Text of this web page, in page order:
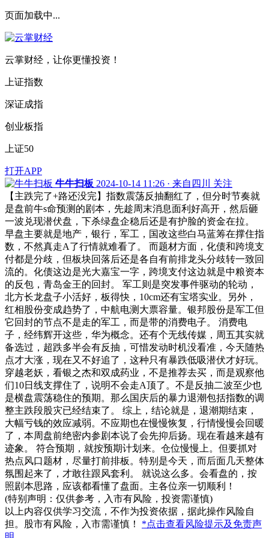
页面加载中...
云掌财经，让你更懂投资！
上证指数
深证成指
创业板指
上证50
打开APP
牛牛扫板 2024-10-14 11:26 · 来自四川
关注
【主跌完了+路还没完】指数震荡反抽翻红了，但分时节奏就
是盘前牛s命预测的剧本，先趁周末消息面利好高开，然后砸
一波兑现潜伏盘，下杀绿盘企稳后还是有护脸的资金在拉。
早盘主要就是地产，银行，军工，国改这些白马蓝筹在撑住指
数，不然真走A了行情就难看了。 而题材方面，化债和跨境支
付都是分歧，但板块回落后还是各自有前排龙头分歧转一致回
流的。化债这边是光大嘉宝一字，跨境支付这边就是中粮资本
的反包，青岛金王的回封。 军工则是突发事件驱动的轮动，
北方长龙盘子小活好，板得快，10cm还有宝塔实业。另外，
红相股份变成趋势了，中航电测大票容量。银邦股份是军工但
它回封的节点不是走的军工，而是带的消费电子。 消费电
子，经纬辉开这些，华为概念。还有个无线传媒，周五其实就
备选过，超跌多半会有反抽，可惜发动时机没看准，今天随热
点才大涨，现在又不好追了，这种只有暴跌低吸潜伏才好玩。
穿越老妖，看银之杰和双成药业，不是推荐去买，而是观察他
们10日线支撑住了，说明不会走A顶了。不是反抽二波至少也
是横盘震荡稳住的预期。那么国庆后的暴力退潮包括指数的调
整主跌段股灾已经结束了。 综上，结论就是，退潮期结束，
大幅亏钱的效应减弱。不应期也在慢慢恢复，行情慢慢会回暖
了，本周盘前绝密内参剧本说了会先抑后扬。现在看越来越有
迹象。 符合预期，就按预期计划来。仓位慢慢上。但要抓对
热点风口题材，尽量打前排板。特别是今天，而后面几天整体
氛围起来了，才敢往跟风套利。 就说这么多。会看盘的，按
照剧本思路，应该都看懂了盘面。主各位亲一切顺利！
(特别声明：仅供参考，入市有风险，投资需谨慎)
以上内容仅供学习交流，不作为投资依据，据此操作风险自
担。股市有风险，入市需谨慎！ *点击查看风险提示及免责声